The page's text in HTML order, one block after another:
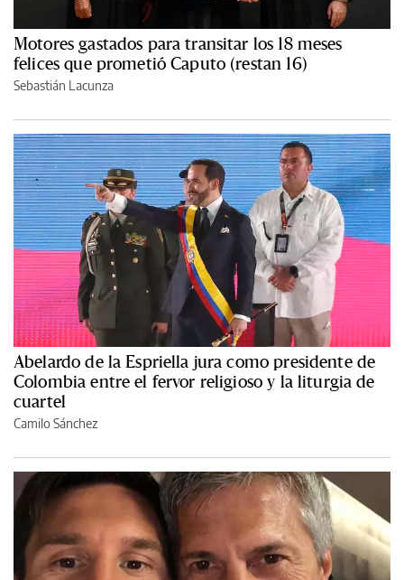
Motores gastados para transitar los 18 meses
felices que prometió Caputo (restan 16)
Sebastián Lacunza
Abelardo de la Espriella jura como presidente de
Colombia entre el fervor religioso y la liturgia de
cuartel
Camilo Sánchez